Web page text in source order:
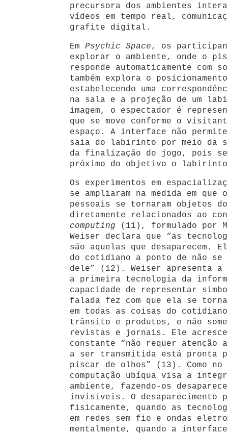
precursora dos ambientes
vídeos em tempo real,
grafite digital.
Em Psychic Space, os
explorar o ambiente, onde o
responde automaticamente
também explora o
estabelecendo uma
na sala e a projeção de um
imagem, o espectador é
que se move conforme o
espaço. A interface não
saia do labirinto por meio da
da finalização do jogo, pois
próximo do objetivo o
Os experimentos em
se ampliaram na medida em que
pessoais se tornaram objetos
diretamente relacionados ao
computing
(11), formulado por
Weiser declara que “as
são aquelas que desaparecem.
do cotidiano a ponto de não se
dele” (12). Weiser apresenta
a primeira tecnologia da
capacidade de representar
falada fez com que ela se
em todas as coisas do
trânsito e produtos, e não
revistas e jornais. Ele
constante “não requer atenção
a ser transmitida está pronta
piscar de olhos” (13). Como
computação ubíqua visa a
ambiente, fazendo-os
invisíveis. O desaparecimento
fisicamente, quando as
em redes sem fio e ondas
mentalmente, quando a